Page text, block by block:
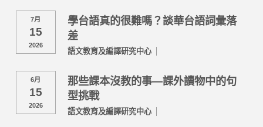
7月
15
2026
學台語真的很難嗎？談華台語詞彙落
差
語文教育及編譯研究中心
6月
15
2026
那些課本沒教的事—課外讀物中的句
型挑戰
語文教育及編譯研究中心